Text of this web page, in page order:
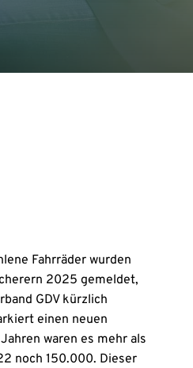
Fahrräder wurden
2025 gemeldet,
GDV kürzlich
einen neuen
waren es mehr als
noch 150.000. Dieser